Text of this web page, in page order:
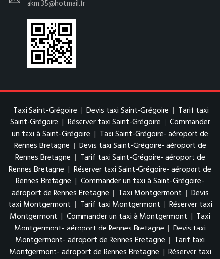
akm.35@hotmail.fr
Taxi Saint-Grégoire | Devis taxi Saint-Grégoire | Tarif taxi
Saint-Grégoire | Réserver taxi Saint-Grégoire | Commander
un taxi à Saint-Grégoire | Taxi Saint-Grégoire- aéroport de
Rennes Bretagne | Devis taxi Saint-Grégoire- aéroport de
Rennes Bretagne | Tarif taxi Saint-Grégoire- aéroport de
Rennes Bretagne | Réserver taxi Saint-Grégoire- aéroport de
Rennes Bretagne | Commander un taxi à Saint-Grégoire-
aéroport de Rennes Bretagne | Taxi Montgermont | Devis
taxi Montgermont | Tarif taxi Montgermont | Réserver taxi
Montgermont | Commander un taxi à Montgermont | Taxi
Montgermont- aéroport de Rennes Bretagne | Devis taxi
Montgermont- aéroport de Rennes Bretagne | Tarif taxi
Montgermont- aéroport de Rennes Bretagne | Réserver taxi